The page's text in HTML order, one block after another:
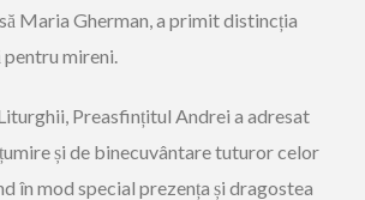
Maria Gherman, a primit distincția
pentru mireni.
Preasfințitul Andrei a adresat
și de binecuvântare tuturor celor
în mod special prezența și dragostea